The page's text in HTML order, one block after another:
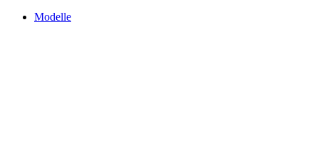
Modelle